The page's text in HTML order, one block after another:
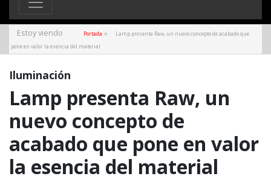
Estoy viendo Portada »
Lamp presenta Raw, un nuevo concepto de acabado que
pone en valor la esencia del material
Iluminación
Lamp presenta Raw, un
nuevo concepto de
acabado que pone en valor
la esencia del material